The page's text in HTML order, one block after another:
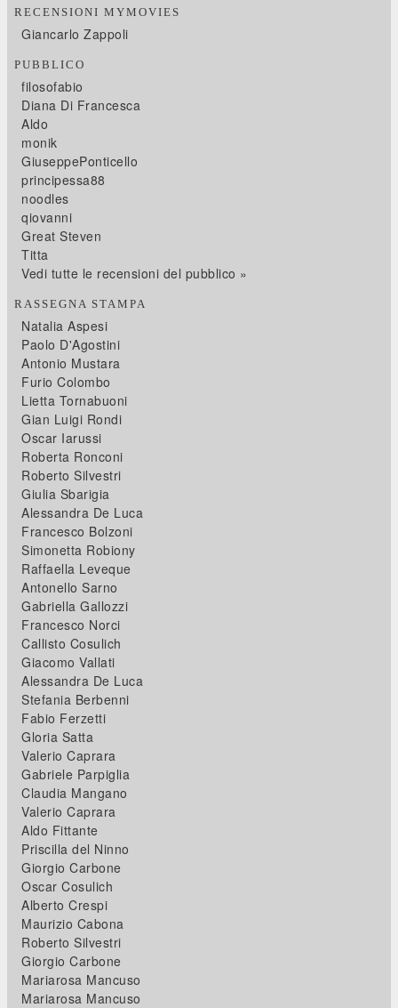
RECENSIONI MYMOVIES
Giancarlo Zappoli
PUBBLICO
filosofabio
Diana Di Francesca
Aldo
monik
GiuseppePonticello
principessa88
noodles
qiovanni
Great Steven
Titta
Vedi tutte le recensioni del pubblico »
RASSEGNA STAMPA
Natalia Aspesi
Paolo D'Agostini
Antonio Mustara
Furio Colombo
Lietta Tornabuoni
Gian Luigi Rondi
Oscar Iarussi
Roberta Ronconi
Roberto Silvestri
Giulia Sbarigia
Alessandra De Luca
Francesco Bolzoni
Simonetta Robiony
Raffaella Leveque
Antonello Sarno
Gabriella Gallozzi
Francesco Norci
Callisto Cosulich
Giacomo Vallati
Alessandra De Luca
Stefania Berbenni
Fabio Ferzetti
Gloria Satta
Valerio Caprara
Gabriele Parpiglia
Claudia Mangano
Valerio Caprara
Aldo Fittante
Priscilla del Ninno
Giorgio Carbone
Oscar Cosulich
Alberto Crespi
Maurizio Cabona
Roberto Silvestri
Giorgio Carbone
Mariarosa Mancuso
Mariarosa Mancuso